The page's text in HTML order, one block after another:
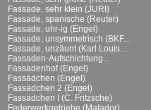
Fassade, sehr klein (JURI)
Fassade, spanische (Reuter)
Fassade, uhr-ig (Engel)
Fassade, unsymmetrisch (BKF...
Fassade, unzäunt (Karl Louis...
Fassaden-Aufschichtung...
Fassadenhof (Engel)
Fassädchen (Engel)
Fassädchen 2 (Engel)
Fassädchen I (C. Fritzsche)
Federwerkgetriebe (Matador)